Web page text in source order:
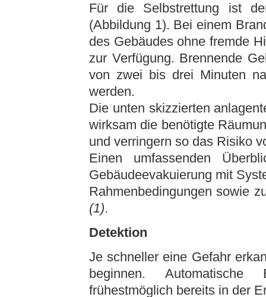
Für die Selbstrettung ist
(Abbildung 1). Bei einem
des Gebäudes ohne fremde
zur Verfügung. Brennende
von zwei bis drei Minuten
werden.
Die unten skizzierten
wirksam die benötigte
und verringern so das Risiko
Einen umfassenden
Gebäudeevakuierung mit
Rahmenbedingungen sowie
(1).
Detektion
Je schneller eine Gefahr
beginnen.
frühestmöglich bereits in der